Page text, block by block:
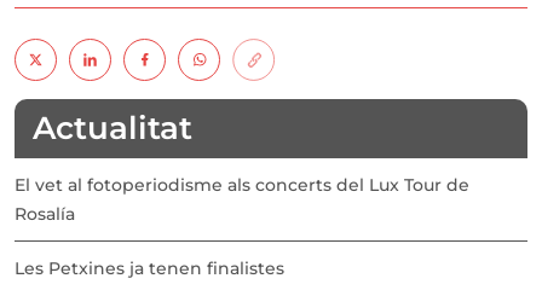
Actualitat
El vet al fotoperiodisme als concerts del Lux Tour de
Rosalía
Les Petxines ja tenen finalistes